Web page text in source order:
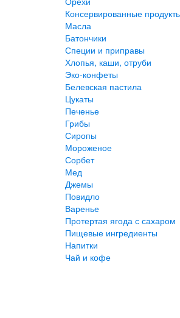
Консервированные
Масла
Батончики
Специи и приправы
Хлопья, каши, отруби
Эко-конфеты
Белевская пастила
Цукаты
Печенье
Грибы
Сиропы
Мороженое
Сорбет
Мед
Джемы
Повидло
Варенье
Протертая ягода с сахаром
Пищевые ингредиенты
Напитки
Чай и кофе